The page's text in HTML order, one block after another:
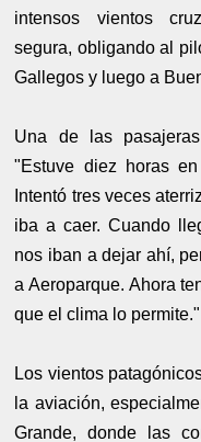
intensos vientos
segura, obligando al
Gallegos y luego a
Una de las
"Estuve diez horas
Intentó tres veces
iba a caer. Cuando
nos iban a dejar ahí,
a Aeroparque. Ahora
que el clima lo permite."
Los vientos
la aviación,
Grande, donde las